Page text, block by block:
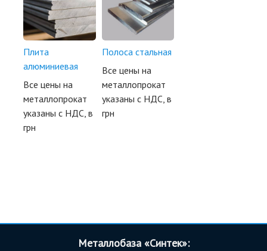
Плита
алюминиевая
Все цены на
металлопрокат
указаны с НДС, в
грн
Полоса стальная
Все цены на
металлопрокат
указаны с НДС, в
грн
Металлобаза «Синтек»: